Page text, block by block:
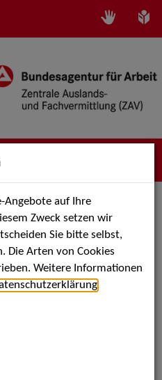
als PDF speichern
Angebote auf Ihre
Zweck setzen wir
Sie bitte selbst,
Die Arten von Cookies
Weitere Informationen